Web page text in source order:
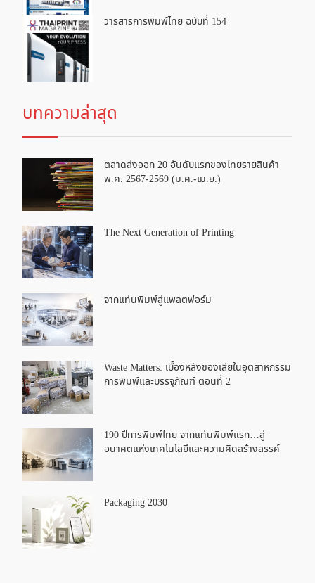
วารสารการพิมพ์ไทย ฉบับที่ 154
บทความล่าสุด
ตลาดส่งออก 20 อันดับแรกของไทยรายสินค้า
พ.ศ. 2567-2569 (ม.ค.-เม.ย.)
The Next Generation of Printing
จากแท่นพิมพ์สู่แพลตฟอร์ม
Waste Matters: เบื้องหลังของเสียในอุตสาหกรรม
การพิมพ์และบรรจุภัณฑ์ ตอนที่ 2
190 ปีการพิมพ์ไทย จากแท่นพิมพ์แรก…สู่
อนาคตแห่งเทคโนโลยีและความคิดสร้างสรรค์
Packaging 2030